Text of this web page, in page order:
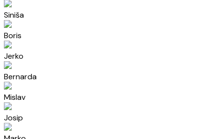
Siniša
Boris
Jerko
Bernarda
Mislav
Josip